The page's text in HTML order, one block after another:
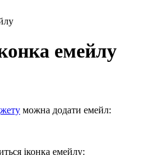
емейлу
можна додати емейл:
іконка емейлу: